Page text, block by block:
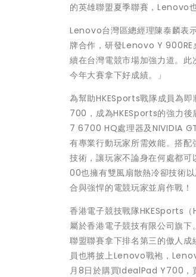
的英雄聯盟夏季聯賽，Lenovo
Lenovo台灣區總經理陳泰麟表
牌合作，研發Lenovo Y 900RE
續在台灣電競市場加強力道。
今年大賽拿下好成績。」
為幫助HKESports戰隊成員為
700，成為HKESports的強力
7 6700 HQ處理器及NIVIDIA
有專業行動玩家所需效能。搭
技術，讓玩家不論身在何處都
00也擁有雙風扇散熱冷卻技術
合與強悍的電競玩家並肩作戰！
香港電子競技戰隊HKESports
屬於香港電子競技有限公司旗
聯盟聯賽拿下排名第三的傲人
員也將披上Lenovo戰袍，
月8日於購買IdealPad Y700，